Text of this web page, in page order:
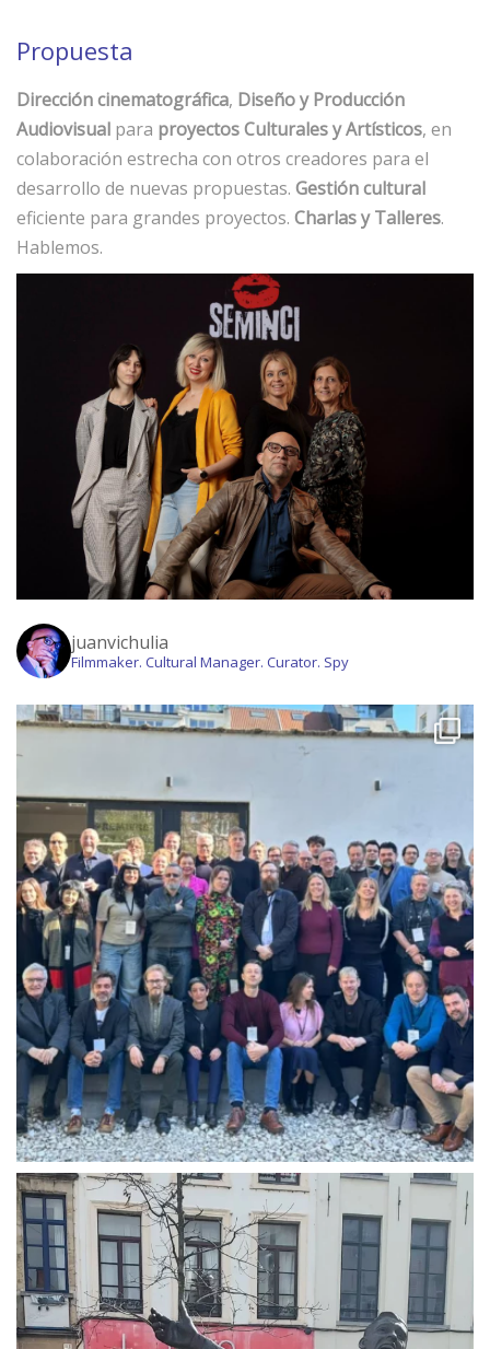
Propuesta
Dirección cinematográfica, Diseño y Producción
Audiovisual para proyectos Culturales y Artísticos, en
colaboración estrecha con otros creadores para el
desarrollo de nuevas propuestas. Gestión cultural
eficiente para grandes proyectos. Charlas y Talleres.
Hablemos.
juanvichulia
Filmmaker. Cultural Manager. Curator. Spy